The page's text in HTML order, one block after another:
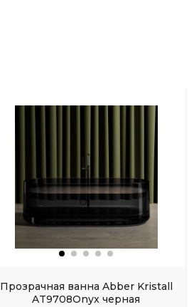
Прозрачная ванна Abber Kristall
AT9708Onyx черная